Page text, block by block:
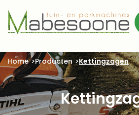
Home Producten Kettingzagen